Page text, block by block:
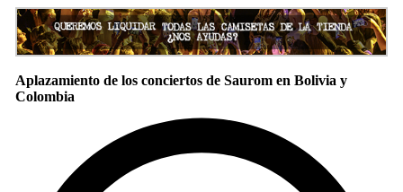
Aplazamiento de los conciertos de Saurom en Bolivia y
Colombia